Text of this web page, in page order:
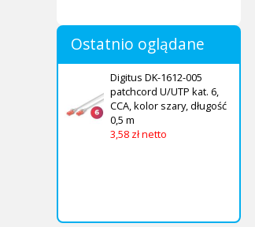
Ostatnio oglądane
Digitus DK-1612-005
patchcord U/UTP kat. 6,
CCA, kolor szary, długość
0,5 m
3,58 zł netto